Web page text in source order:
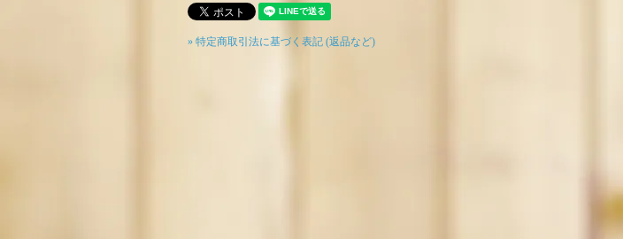
» 特定商取引法に基づく表記 (返品など)